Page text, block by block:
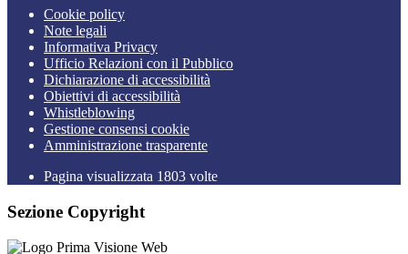
Cookie policy
Note legali
Informativa Privacy
Ufficio Relazioni con il Pubblico
Dichiarazione di accessibilità
Obiettivi di accessibilità
Whistleblowing
Gestione consensi cookie
Amministrazione trasparente
Pagina visualizzata 1803 volte
Sezione Copyright